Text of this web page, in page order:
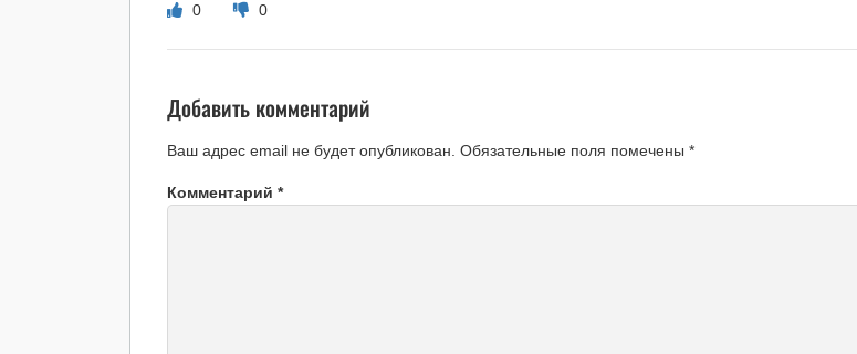
0 0
Добавить комментарий
Ваш адрес email не будет опубликован. Обязательные поля помечены*
Комментарий*